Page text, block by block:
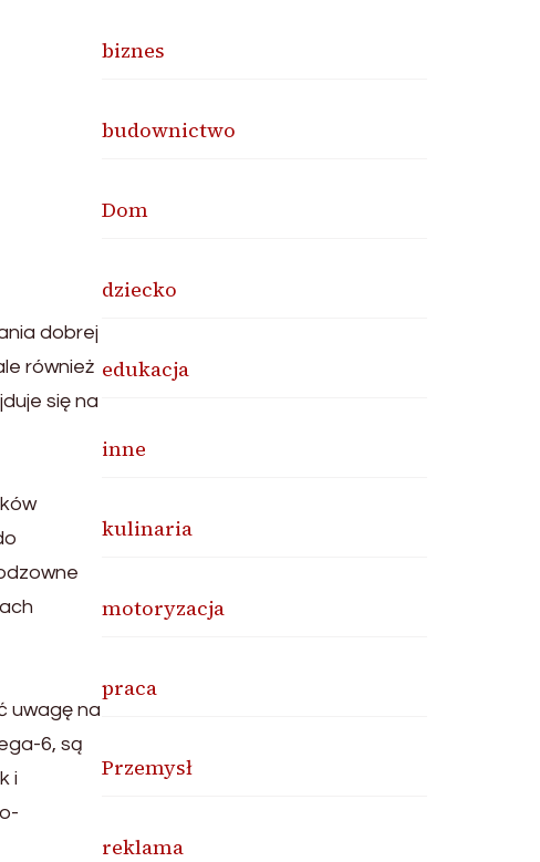
dobrej
również
się na
uwagę na
6, są
i
biznes
budownictwo
Dom
dziecko
edukacja
inne
kulinaria
motoryzacja
praca
Przemysł
reklama